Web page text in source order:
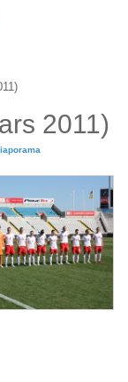
2011)